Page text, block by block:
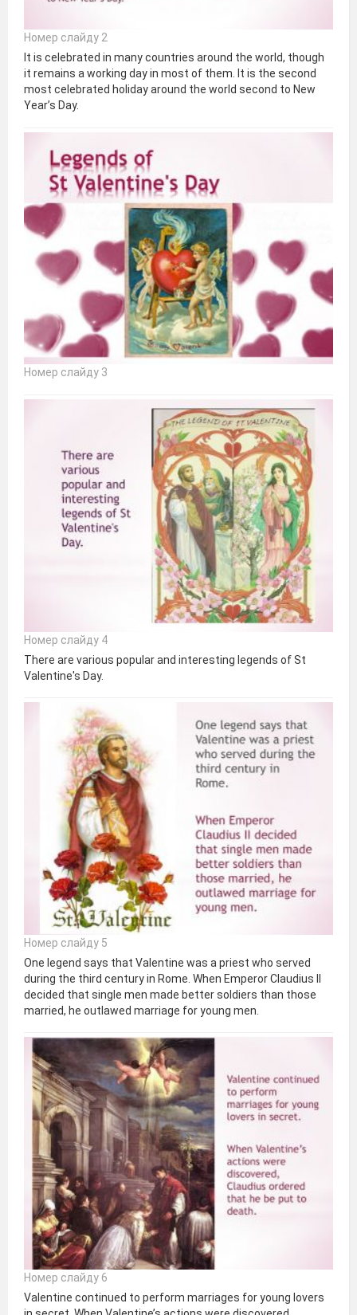
Номер слайду 2
It is celebrated in many countries around the world, though
it remains a working day in most of them. It is the second
most celebrated holiday around the world second to New
Year’s Day.
Номер слайду 3
Номер слайду 4
There are various popular and interesting legends of St
Valentine's Day.
Номер слайду 5
One legend says that Valentine was a priest who served
during the third century in Rome. When Emperor Claudius II
decided that single men made better soldiers than those
married, he outlawed marriage for young men.
Номер слайду 6
Valentine continued to perform marriages for young lovers